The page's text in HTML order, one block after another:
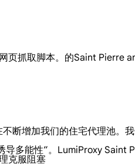
抓取脚本。的Saint Pierre
断增加我们的住宅代理池。
多能性”。LumiProxy Saint
克服阻塞